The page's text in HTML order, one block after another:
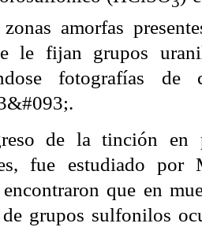
amorfas
le fijan grupos
fotografías
de la tinción en
fue estudiado por
encontraron que en
grupos sulfonilos